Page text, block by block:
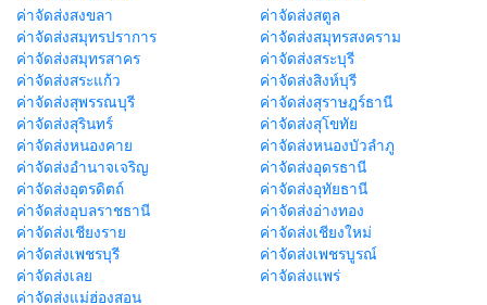
ค่าจัดส่งสงขลา
ค่าจัดส่งสตูล
ค่าจัดส่งสมุทรปราการ
ค่าจัดส่งสมุทรสงคราม
ค่าจัดส่งสมุทรสาคร
ค่าจัดส่งสระบุรี
ค่าจัดส่งสระแก้ว
ค่าจัดส่งสิงห์บุรี
ค่าจัดส่งสุพรรณบุรี
ค่าจัดส่งสุราษฎร์ธานี
ค่าจัดส่งสุรินทร์
ค่าจัดส่งสุโขทัย
ค่าจัดส่งหนองคาย
ค่าจัดส่งหนองบัวลำภู
ค่าจัดส่งอำนาจเจริญ
ค่าจัดส่งอุดรธานี
ค่าจัดส่งอุตรดิตถ์
ค่าจัดส่งอุทัยธานี
ค่าจัดส่งอุบลราชธานี
ค่าจัดส่งอ่างทอง
ค่าจัดส่งเชียงราย
ค่าจัดส่งเชียงใหม่
ค่าจัดส่งเพชรบุรี
ค่าจัดส่งเพชรบูรณ์
ค่าจัดส่งเลย
ค่าจัดส่งแพร่
ค่าจัดส่งแม่ฮ่องสอน